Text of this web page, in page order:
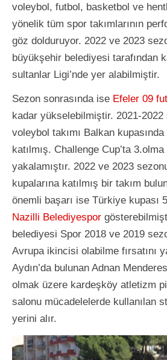
voleybol, futbol, basketbol ve
yönelik tüm spor takımlarının
göz dolduruyor. 2022 ve 2023
büyükşehir belediyesi tarafından
sultanlar Ligi’nde yer alabilmiştir.
Sezon sonrasında ise Efeler 09
kadar yükselebilmiştir. 2021-2022
voleybol takımı Balkan
katılmış. Challenge Cup’ta 3.olma
yakalamıştır. 2022 ve 2023
kupalarına katılmış bir takım
önemli başarı ise Türkiye kupası
Nazilli Belediyespor
belediyesi Spor 2018 ve 2019
Avrupa ikincisi olabilme fırsatını
Aydın’da bulunan Adnan
olmak üzere kardeşköy atletizm
salonu mücadelelerde kullanılan
yerini alır.